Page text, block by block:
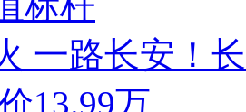
一路长安！
13.99万